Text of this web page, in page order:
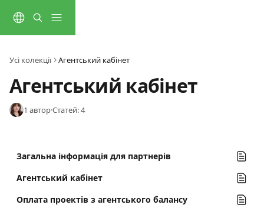
Усі колекції Агентський кабінет
Агентський кабінет
1 автор·Статей: 4
Загальна інформація для партнерів
Агентський кабінет
Оплата проектів з агентського балансу